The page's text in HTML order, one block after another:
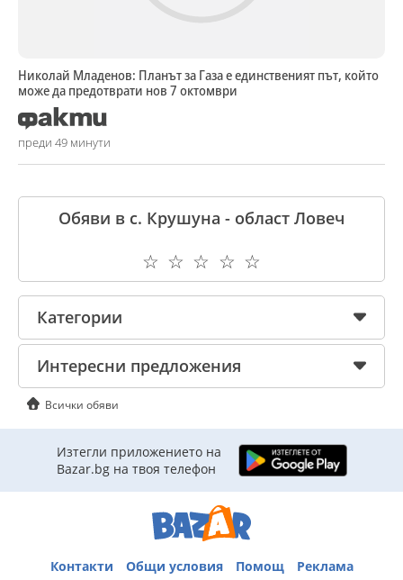
Николай Младенов: Планът за Газа е единственият път, който
може да предотврати нов 7 октомври
преди 49 минути
Обяви в с. Крушуна - област Ловеч
☆
☆
☆
☆
☆
Категории
Интересни предложения
Всички обяви
Изтегли приложението на
Bazar.bg на твоя телефон
Контакти Общи условия Помощ
Реклама